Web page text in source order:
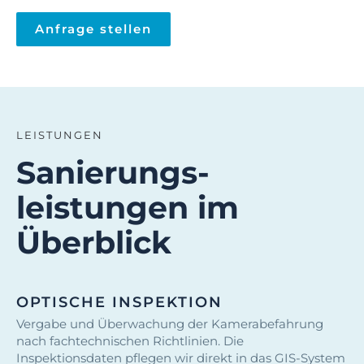
Anfrage stellen
LEISTUNGEN
Sanierungs­
leistungen im
Überblick
OPTISCHE INSPEKTION
Vergabe und Überwachung der Kamerabefahrung
nach fachtechnischen Richtlinien. Die
Inspektionsdaten pflegen wir direkt in das GIS-System